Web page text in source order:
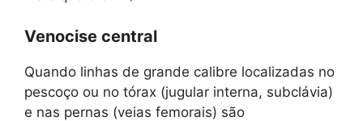
Venocise central
Quando linhas de grande calibre localizadas no
pescoço ou no tórax (jugular interna, subclávia)
e nas pernas (veias femorais) são